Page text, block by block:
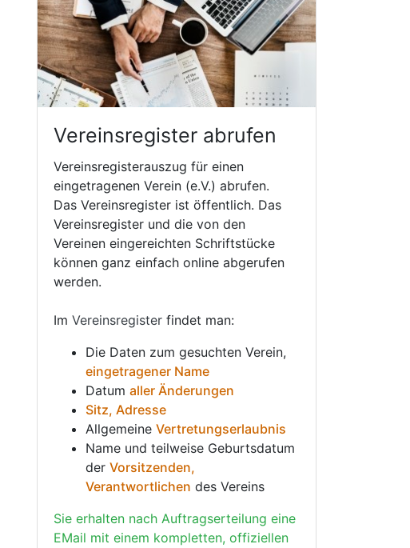
Vereinsregister abrufen
Vereinsregisterauszug für einen
eingetragenen Verein (e.V.) abrufen.
Das Vereinsregister ist öffentlich. Das
Vereinsregister und die von den
Vereinen eingereichten Schriftstücke
können ganz einfach online abgerufen
werden.
Im Vereinsregister findet man:
Die Daten zum gesuchten Verein,
eingetragener Name
Datum aller Änderungen
Sitz, Adresse
Allgemeine Vertretungserlaubnis
Name und teilweise Geburtsdatum
der Vorsitzenden,
Verantwortlichen des Vereins
Sie erhalten nach Auftragserteilung eine
EMail mit einem kompletten, offiziellen